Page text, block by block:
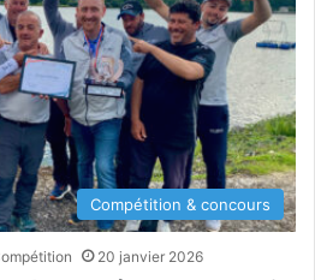
Compétition & concours
20 janvier 2026